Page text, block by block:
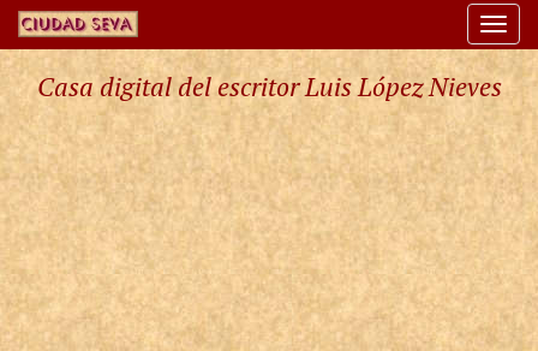
Casa digital del escritor Luis López Nieves